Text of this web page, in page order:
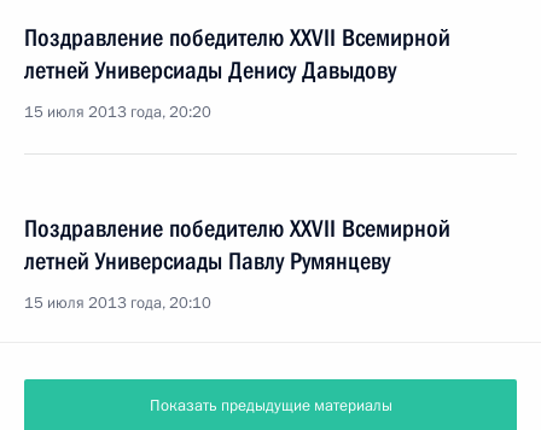
Поздравление победителю XXVII Всемирной
летней Универсиады Денису Давыдову
15 июля 2013 года, 20:20
Поздравление победителю XXVII Всемирной
летней Универсиады Павлу Румянцеву
15 июля 2013 года, 20:10
Показать предыдущие материалы